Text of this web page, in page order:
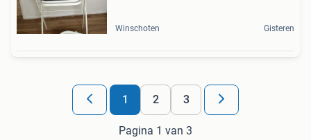
Winschoten Gisteren
1 2 3
Pagina 1 van 3